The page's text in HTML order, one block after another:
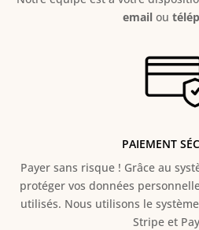
emailou
PAIEMENT
Payer sans risque ! Grâce au s
protéger vos données
utilisés. Nous utilisons le
Stripe et